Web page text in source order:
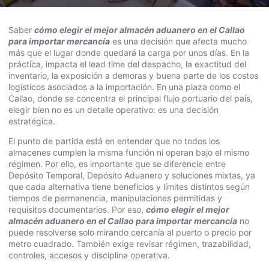
Saber cómo elegir el mejor almacén aduanero en el Callao
para importar mercancía es una decisión que afecta mucho
más que el lugar donde quedará la carga por unos días. En la
práctica, impacta el lead time del despacho, la exactitud del
inventario, la exposición a demoras y buena parte de los costos
logísticos asociados a la importación. En una plaza como el
Callao, donde se concentra el principal flujo portuario del país,
elegir bien no es un detalle operativo: es una decisión
estratégica.
El punto de partida está en entender que no todos los
almacenes cumplen la misma función ni operan bajo el mismo
régimen. Por ello, es importante que se diferencie entre
Depósito Temporal, Depósito Aduanero y soluciones mixtas, ya
que cada alternativa tiene beneficios y límites distintos según
tiempos de permanencia, manipulaciones permitidas y
requisitos documentarios. Por eso, cómo elegir el mejor
almacén aduanero en el Callao para importar mercancía no
puede resolverse solo mirando cercanía al puerto o precio por
metro cuadrado. También exige revisar régimen, trazabilidad,
controles, accesos y disciplina operativa.